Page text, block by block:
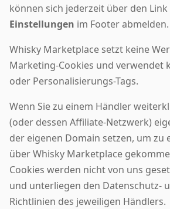
können sich jederzeit über den Link
Einstellungen im Footer abmelden.
Whisky Marketplace setzt keine
Marketing-Cookies und verwendet
oder Personalisierungs-Tags.
Wenn Sie zu einem Händler
(oder dessen Affiliate-Netzwerk)
der eigenen Domain setzen, um zu
über Whisky Marketplace
Cookies werden nicht von uns
und unterliegen den Datenschutz-
Richtlinien des jeweiligen Händlers.